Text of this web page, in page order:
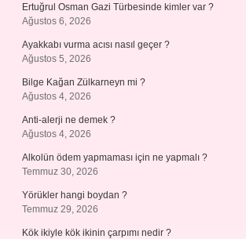
Ertuğrul Osman Gazi Türbesinde kimler var ?
Ağustos 6, 2026
Ayakkabı vurma acısı nasıl geçer ?
Ağustos 5, 2026
Bilge Kağan Zülkarneyn mi ?
Ağustos 4, 2026
Anti-alerji ne demek ?
Ağustos 4, 2026
Alkolün ödem yapmaması için ne yapmalı ?
Temmuz 30, 2026
Yörükler hangi boydan ?
Temmuz 29, 2026
Kök ikiyle kök ikinin çarpımı nedir ?